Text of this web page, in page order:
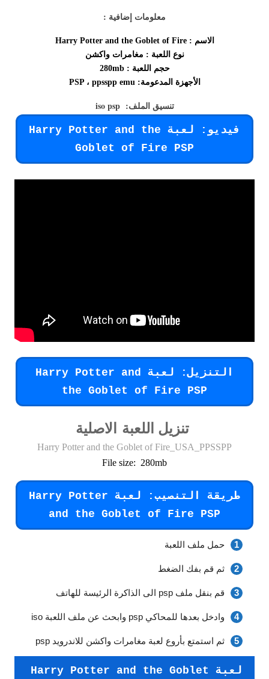
معلومات إضافية :
الاسم : Harry Potter and the Goblet of Fire
نوع اللعبة : مغامرات واكشن
حجم اللعبة : 280mb
الأجهزة المدعومة: PSP ، ppsspp emu
تنسيق الملف: iso psp
فيديو: لعبة Harry Potter and the
Goblet of Fire PSP
التنزيل: لعبة Harry Potter and
the Goblet of Fire PSP
تنزيل اللعبة الاصلية
Harry Potter and the Goblet of Fire_USA_PPSSPP
File size: 280mb
طريقة التنصيب: لعبة Harry Potter
and the Goblet of Fire PSP
حمل ملف اللعبة
ثم قم بفك الضغط
قم بنقل ملف psp الى الذاكرة الرئيسة للهاتف
وادخل بعدها للمحاكي psp وابحث عن ملف اللعبة iso
ثم استمتع بأروع لعبة مغامرات واكشن للاندرويد psp
لعبة Harry Potter and the Goblet